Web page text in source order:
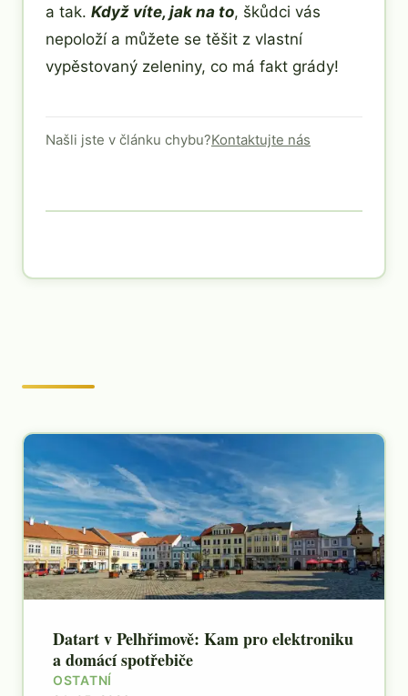
a tak. Když víte, jak na to, škůdci vás
nepoloží a můžete se těšit z vlastní
vypěstovaný zeleniny, co má fakt grády!
Našli jste v článku chybu?Kontaktujte nás
Datart v Pelhřimově: Kam pro elektroniku
a domácí spotřebiče
OSTATNÍ